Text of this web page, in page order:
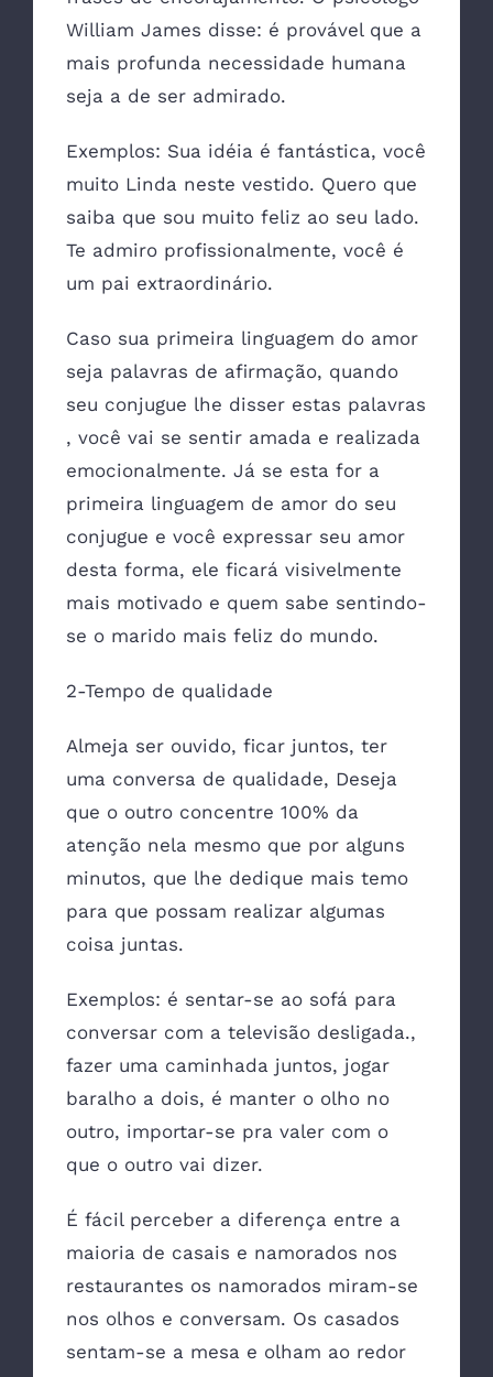
William James disse: é provável que a
mais profunda necessidade humana
seja a de ser admirado.
Exemplos: Sua idéia é fantástica, você
muito Linda neste vestido. Quero que
saiba que sou muito feliz ao seu lado.
Te admiro profissionalmente, você é
um pai extraordinário.
Caso sua primeira linguagem do amor
seja palavras de afirmação, quando
seu conjugue lhe disser estas palavras
, você vai se sentir amada e realizada
emocionalmente. Já se esta for a
primeira linguagem de amor do seu
conjugue e você expressar seu amor
desta forma, ele ficará visivelmente
mais motivado e quem sabe sentindo-
se o marido mais feliz do mundo.
2-Tempo de qualidade
Almeja ser ouvido, ficar juntos, ter
uma conversa de qualidade, Deseja
que o outro concentre 100% da
atenção nela mesmo que por alguns
minutos, que lhe dedique mais temo
para que possam realizar algumas
coisa juntas.
Exemplos: é sentar-se ao sofá para
conversar com a televisão desligada.,
fazer uma caminhada juntos, jogar
baralho a dois, é manter o olho no
outro, importar-se pra valer com o
que o outro vai dizer.
É fácil perceber a diferença entre a
maioria de casais e namorados nos
restaurantes os namorados miram-se
nos olhos e conversam. Os casados
sentam-se a mesa e olham ao redor